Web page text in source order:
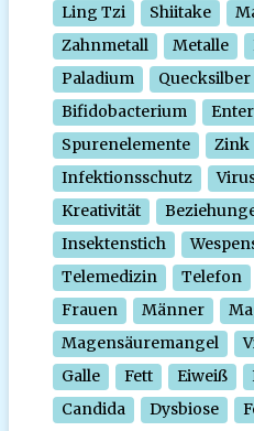
Ling Tzi
Shiitake
Zahnmetall
Metalle
Paladium
Quecksilber
Bifidobacterium
Spurenelemente
Zink
Infektionsschutz
Kreativität
Insektenstich
Telemedizin
Telefon
Frauen
Männer
Magensäuremangel
Galle
Fett Eiweiß
Candida
Dysbiose